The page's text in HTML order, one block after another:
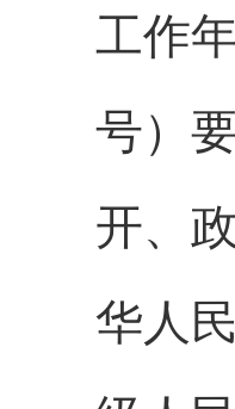
工作
号）
开、
华人